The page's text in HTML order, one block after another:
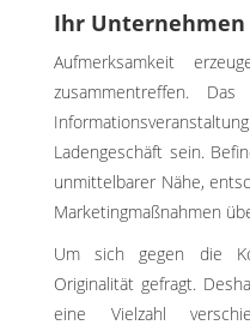
Ihr
Aufmerksamkeit
zusammentreffen.
Ladengeschäft sein.
unmittelbarer Nähe,
Marketingmaßnahmen
Um sich gegen die
Originalität gefragt.
eine Vielzahl